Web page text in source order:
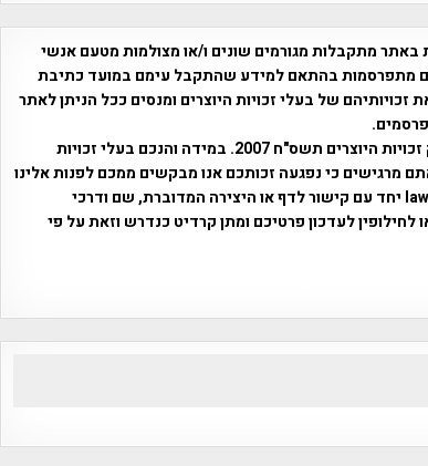
מתקבלות מגורמים שונים ו/או מצולמות מטעם אנשי
מתפרסמות בהתאם למידע שהתקבל עימם במועד כתיבת
של בעלי זכויות היוצרים ומנסים ככל הניתן לאתר
השימוש נעשה על פי עדכון 5 לסעיף 27א לחוק זכויות היוצרים תשס"ח 2007. במידה והנכם בעלי זכויות
מרגישים כי נפגעה זכותכם אנו מבקשים ממכם לפנות אלינו
באמצעות דואר אלקטרוני law27a at mapah.co.il יחד עם קישור לדף או היצירה המדוברת, שם ודרכי
לחילופין לעדכון פרטיכם ומתן קרדיט כנדרש וזאת על פי